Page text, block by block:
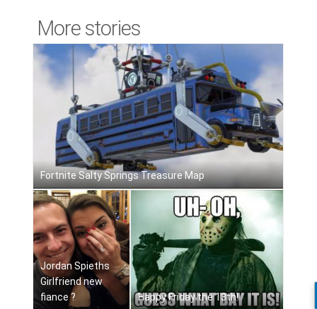
More stories
Fortnite Salty Springs Treasure Map
Jordan Spieths
Girlfriend new
fiance ?
Happy Friday the 13th!